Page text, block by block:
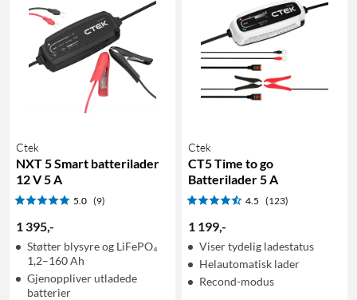
Ctek
NXT 5 Smart batterilader
12 V 5 A
5.0 (9)
1 395,-
Støtter blysyre og LiFePO₄
1,2–160 Ah
Gjenoppliver utladede
batterier
Ctek
CT5 Time to go
Batterilader 5 A
4.5 (123)
1 199,-
Viser tydelig ladestatus
Helautomatisk lader
Recond-modus